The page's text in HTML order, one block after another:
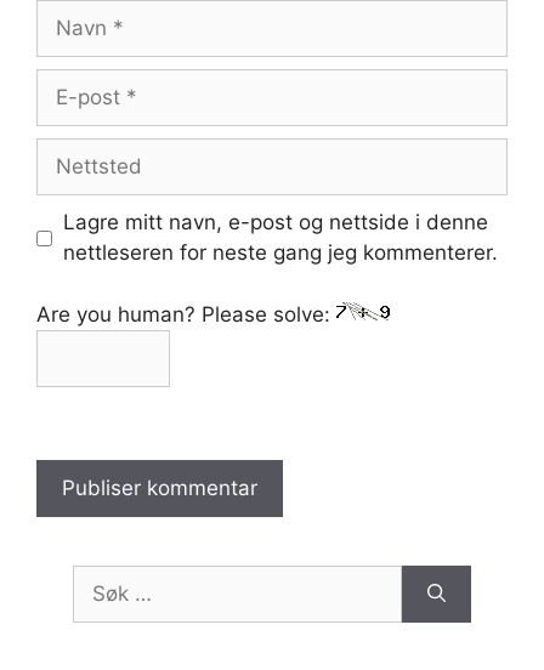
Navn
Nettsted
Lagre mitt navn, e-post og nettside i denne
nettleseren for neste gang jeg kommenterer.
Are you human? Please solve:
Søk
etter: